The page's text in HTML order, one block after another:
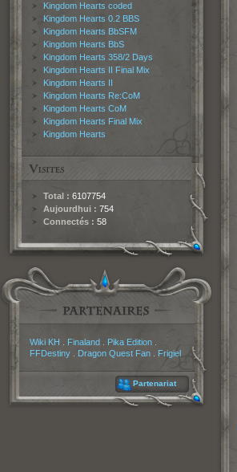
Kingdom Hearts coded
Kingdom Hearts 0.2 BBS
Kingdom Hearts BbSFM
Kingdom Hearts BbS
Kingdom Hearts 358/2 Days
Kingdom Hearts II Final Mix
Kingdom Hearts II
Kingdom Hearts Re:CoM
Kingdom Hearts CoM
Kingdom Hearts Final Mix
Kingdom Hearts
Total : 6107754
Aujourdhui : 754
Connectés : 58
Wiki KH Finaland Pika Edition
FFDestiny
Dragon Quest Fan Frigiel
Partenariat